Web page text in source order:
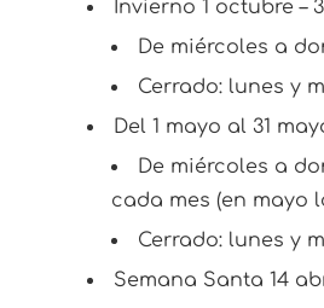
Invierno 1 octubre –
De miércoles a
Cerrado: lunes y
Del 1 mayo al 31
De miércoles a
cada mes (en mayo
Cerrado: lunes y
Semana Santa 14